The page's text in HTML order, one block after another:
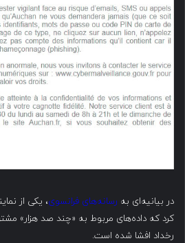
در بیانیه‌ای به رسانه‌های فرانسوی
کرد که داده‌های مربوط به «چند صد هزار»
رخداد افشا شده است.